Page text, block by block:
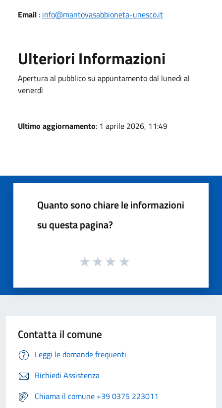
Email : info@mantovasabbioneta-unesco.it
Ulteriori Informazioni
Apertura al pubblico su appuntamento dal lunedì al
venerdì
Ultimo aggiornamento: 1 aprile 2026, 11:49
Quanto sono chiare le informazioni
su questa pagina?
Contatta il comune
Leggi le domande frequenti
Richiedi Assistenza
Chiama il comune +39 0375 223011